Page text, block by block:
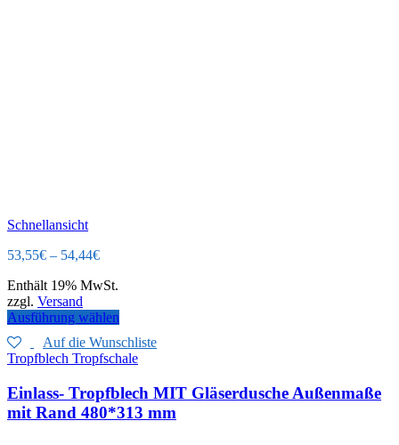
Schnellansicht
53,55€ – 54,44€
Enthält 19% MwSt.
zzgl. Versand
Ausführung wählen
Auf die Wunschliste
Tropfblech Tropfschale
Einlass- Tropfblech MIT Gläserdusche Außenmaße
mit Rand 480*313 mm